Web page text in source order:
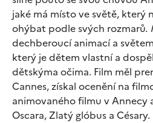
jaké má místo ve světě, který
ohýbat podle svých rozmarů.
dechberoucí animací a
který je dětem vlastní a
dětskýma očima. Film měl
Cannes, získal ocenění na
animovaného filmu v Annecy
Oscara, Zlatý glóbus a Césary.